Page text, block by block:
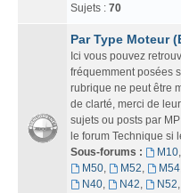
Sujets : 70
Par Type Moteur
Ici vous pouvez
fréquemment posées
rubrique ne peut être
de clarté, merci de
sujets ou posts par
le forum Technique si
Sous-forums :
M10,
M50, M52, M54
N40, N42, N52,